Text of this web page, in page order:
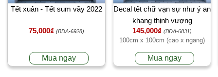
Tết xuân - Tết sum vầy 2022
75,000₫ (BDA-6928)
Mua ngay
Decal tết chữ vạn sự như ý an
khang thịnh vượng
145,000₫ (BDA-6831)
100cm x 100cm (cao x ngang)
Mua ngay